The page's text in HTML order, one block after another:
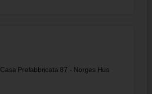
Casa Prefabbricata 87 - Norges Hus